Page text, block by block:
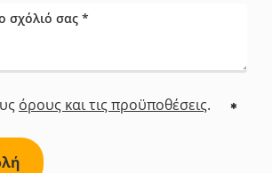
όρους και τις προϋποθέσεις.